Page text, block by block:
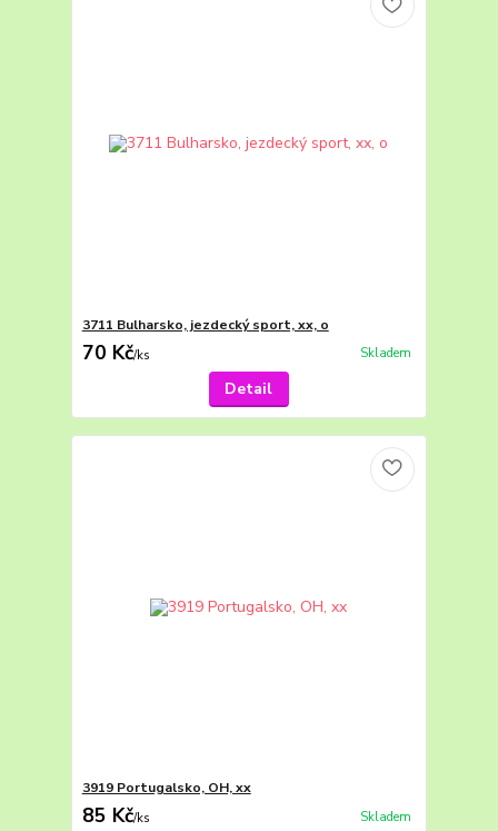
3711 Bulharsko, jezdecký sport, xx, o
70 Kč/ks Skladem
Detail
3919 Portugalsko, OH, xx
85 Kč/ks Skladem